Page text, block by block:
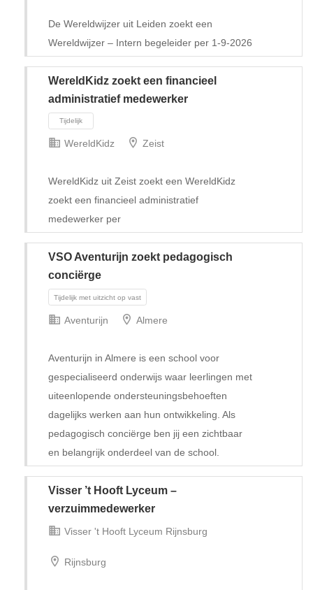
De Wereldwijzer uit Leiden zoekt een
Wereldwijzer – Intern begeleider per 1-9-2026
WereldKidz zoekt een financieel
administratief medewerker
Tijdelijk
WereldKidz Zeist
WereldKidz uit Zeist zoekt een WereldKidz
zoekt een financieel administratief
medewerker per
VSO Aventurijn zoekt pedagogisch
conciërge
Tijdelijk met uitzicht op vast
Aventurijn Almere
Aventurijn in Almere is een school voor
gespecialiseerd onderwijs waar leerlingen met
uiteenlopende ondersteuningsbehoeften
dagelijks werken aan hun ontwikkeling. Als
pedagogisch conciërge ben jij een zichtbaar
en belangrijk onderdeel van de school.
Visser ’t Hooft Lyceum –
verzuimmedewerker
Visser 't Hooft Lyceum Rijnsburg
Rijnsburg